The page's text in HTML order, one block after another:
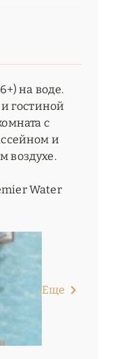
на воде.
гостиной
с
и
воздухе.
Water
Еще